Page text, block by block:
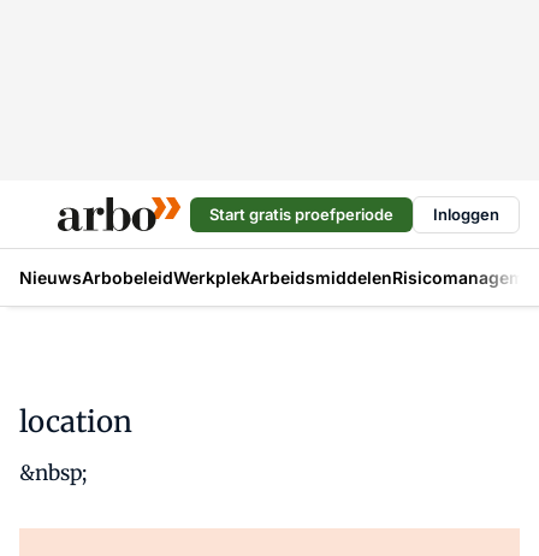
Start gratis proefperiode Inloggen
NieuwsArbobeleidWerkplekArbeidsmiddelen
location
&nbsp;